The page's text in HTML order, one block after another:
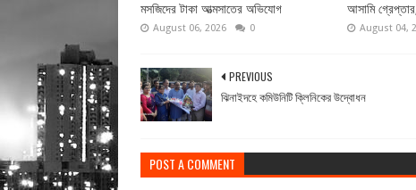
মসজিদের টাকা আত্মসাতের অভিযোগ
August 06, 2026 0
আসামি
August 04,
PREVIOUS
ঝিনাইদহে কমিউনিটি ক্লিনিকের উদ্বোধন
POST A COMMENT